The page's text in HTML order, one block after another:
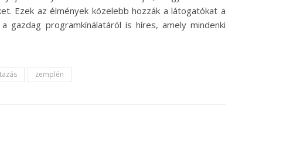
Ezek az élmények közelebb hozzák a látogatókat a
gazdag programkínálatáról is híres, amely mindenki
zemplén